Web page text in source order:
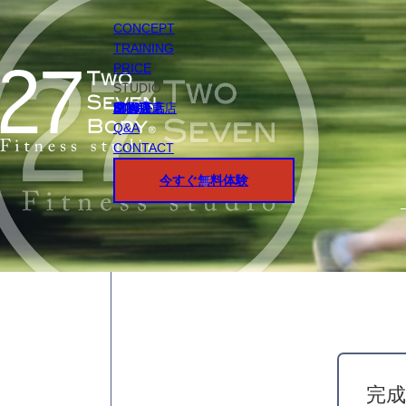
CONCEPT
TRAINING
PRICE
STUDIO
円山店
白石店
桑園店
北18条店
宮の沢店
環状通東店
STAFF
Q&A
CONTACT
今すぐ無料体験
完